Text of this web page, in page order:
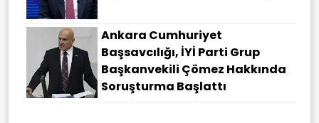
Ankara Cumhuriyet
Başsavcılığı, İYİ Parti Grup
Başkanvekili Çömez Hakkında
Soruşturma Başlattı